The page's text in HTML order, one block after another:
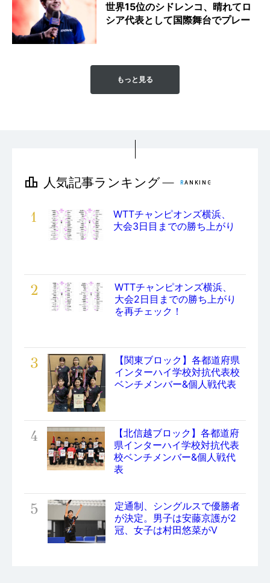
世界15位のシドレンコ、晴れてロ
シア代表として国際舞台でプレー
もっと見る
1
WTTチャンピオンズ横浜、
大会3日目までの勝ち上がり
2
WTTチャンピオンズ横浜、
大会2日目までの勝ち上がり
を再チェック！
3
【関東ブロック】各都道府県
インターハイ学校対抗代表校
ベンチメンバー&個人戦代表
4
【北信越ブロック】各都道府
県インターハイ学校対抗代表
校ベンチメンバー&個人戦代
表
5
定通制、シングルスで優勝者
が決定。男子は安藤京護が2
冠、女子は村田悠菜がV